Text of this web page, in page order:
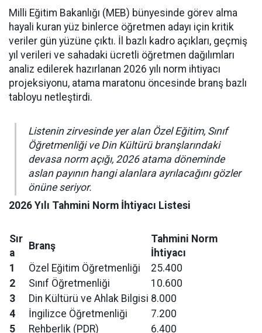
Milli Eğitim Bakanlığı (MEB) bünyesinde görev alma
hayali kuran yüz binlerce öğretmen adayı için kritik
veriler gün yüzüne çıktı. İl bazlı kadro açıkları, geçmiş
yıl verileri ve sahadaki ücretli öğretmen dağılımları
analiz edilerek hazırlanan 2026 yılı norm ihtiyacı
projeksiyonu, atama maratonu öncesinde branş bazlı
tabloyu netleştirdi.
Listenin zirvesinde yer alan Özel Eğitim, Sınıf
Öğretmenliği ve Din Kültürü branşlarındaki
devasa norm açığı, 2026 atama döneminde
aslan payının hangi alanlara ayrılacağını gözler
önüne seriyor.
2026 Yılı Tahmini Norm İhtiyacı Listesi
Sır
a
Branş
Tahmini Norm
İhtiyacı
1
Özel Eğitim Öğretmenliği
25.400
2
Sınıf Öğretmenliği
10.600
3
Din Kültürü ve Ahlak Bilgisi 8.000
4
İngilizce Öğretmenliği
7.200
5
Rehberlik (PDR)
6.400